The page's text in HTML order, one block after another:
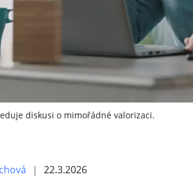
diskusi o mimořádné valorizaci.
22.3.2026